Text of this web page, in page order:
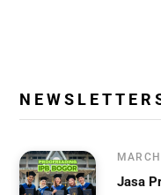
N E W S L E T T E R
Jasa